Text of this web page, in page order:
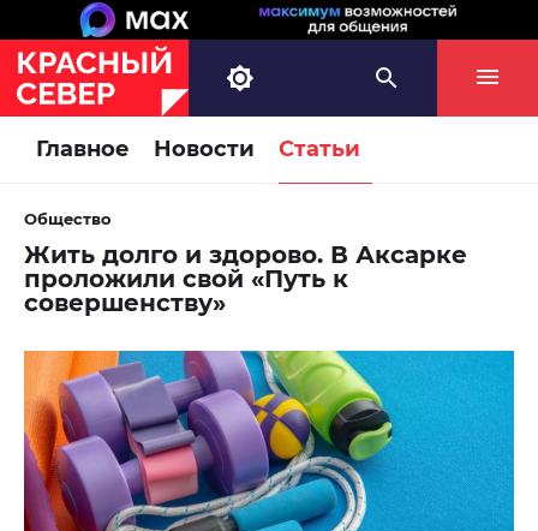
Главное Новости Статьи
Общество
Жить долго и здорово. В Аксарке
проложили свой «Путь к
совершенству»